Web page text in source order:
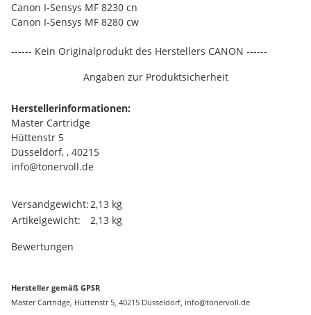
Canon I-Sensys MF 8230 cn
Canon I-Sensys MF 8280 cw
------ Kein Originalprodukt des Herstellers CANON ------
Angaben zur Produktsicherheit
Herstellerinformationen:
Master Cartridge
Hüttenstr 5
Düsseldorf, , 40215
info@tonervoll.de
Produkteigenschaft
Wert
Versandgewicht:2,13 kg
Artikelgewicht:
2,13 kg
Bewertungen
Hersteller gemäß GPSR
Master Cartridge, Hüttenstr 5, 40215 Düsseldorf, info@tonervoll.de